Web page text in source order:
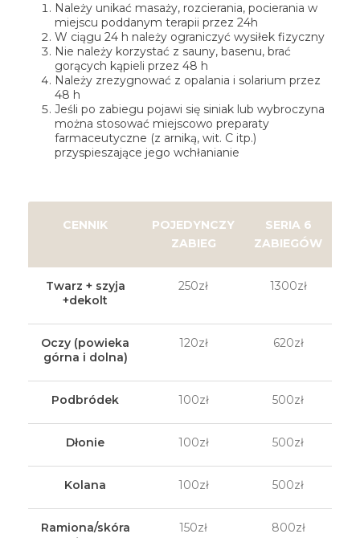
Należy unikać masaży, rozcierania, pocierania w
miejscu poddanym terapii przez 24h
W ciągu 24 h należy ograniczyć wysiłek fizyczny
Nie należy korzystać z sauny, basenu, brać
gorących kąpieli przez 48 h
Należy zrezygnować z opalania i solarium przez
48 h
Jeśli po zabiegu pojawi się siniak lub wybroczyna
można stosować miejscowo preparaty
farmaceutyczne (z arniką, wit. C itp.)
przyspieszające jego wchłanianie
CENNIK
POJEDYNCZY
ZABIEG
SERIA 6
ZABIEGÓW
Twarz + szyja
+dekolt
250zł 1300zł
Oczy (powieka
górna i dolna)
120zł 620zł
Podbródek 100zł 500zł
Dłonie 100zł 500zł
Kolana 100zł 500zł
Ramiona/skóra
150zł 800zł